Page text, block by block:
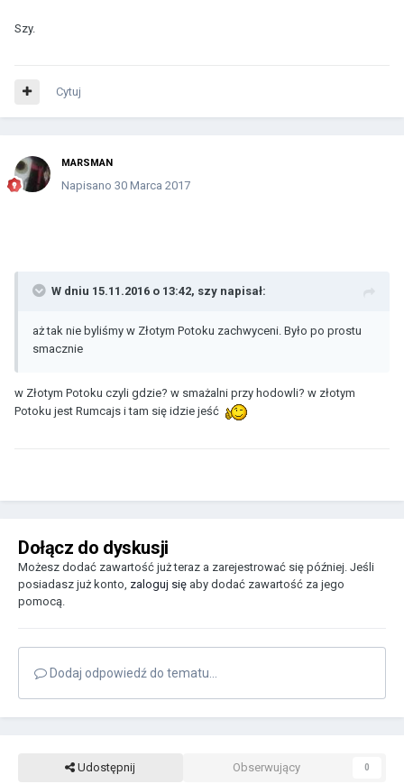
Szy.
Cytuj
MARSMAN
Napisano 30 Marca 2017
W dniu 15.11.2016 o 13:42, szy napisał:
aż tak nie byliśmy w Złotym Potoku zachwyceni. Było po prostu
smacznie
w Złotym Potoku czyli gdzie? w smażalni przy hodowli? w złotym
Potoku jest Rumcajs i tam się idzie jeść
Dołącz do dyskusji
Możesz dodać zawartość już teraz a zarejestrować się później. Jeśli
posiadasz już konto, zaloguj się aby dodać zawartość za jego
pomocą.
Dodaj odpowiedź do tematu...
Udostępnij Obserwujący 0